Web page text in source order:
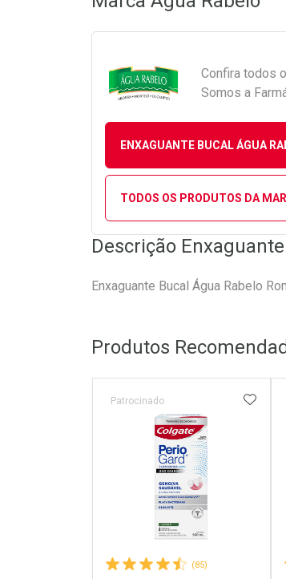
Confira todos
Somos a
ENXAGUANTE BUCAL ÁGUA
TODOS OS PRODUTOS DA
Descrição
Enxaguante Bucal Água Rabelo
Produtos
(85)
Patrocinado